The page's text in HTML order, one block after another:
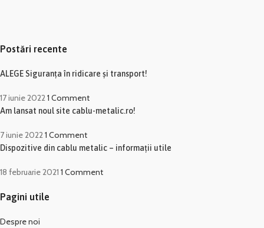
Postări recente
ALEGE Siguranța în ridicare și transport!
17 iunie 20221 Comment
Am lansat noul site cablu-metalic.ro!
7 iunie 20221 Comment
Dispozitive din cablu metalic – informații utile
18 februarie 2021 1 Comment
Pagini utile
Despre noi